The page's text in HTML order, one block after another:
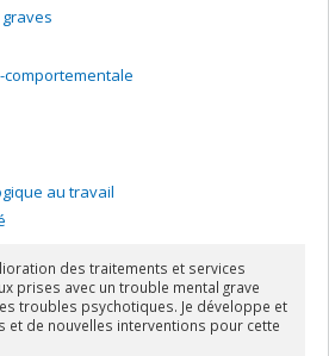
au travail
des traitements et services
prises avec un trouble mental grave
troubles psychotiques. Je développe et
et de nouvelles interventions pour cette